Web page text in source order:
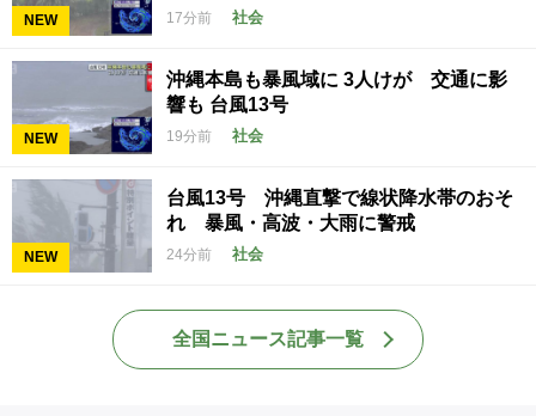
NEW 17分前 社会
NEW
沖縄本島も暴風域に 3人けが 交通に影
響も 台風13号
19分前 社会
NEW
台風13号 沖縄直撃で線状降水帯のおそ
れ 暴風・高波・大雨に警戒
24分前 社会
全国ニュース記事一覧